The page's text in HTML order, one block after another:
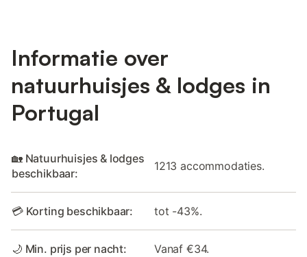
Informatie over
natuurhuisjes & lodges in
Portugal
🏡 Natuurhuisjes & lodges
beschikbaar:
1213 accommodaties.
💳 Korting beschikbaar: tot -43%.
🌙 Min. prijs per nacht: Vanaf €34.